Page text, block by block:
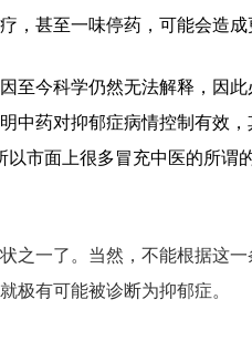
，甚至一味停药，可能会造成
至今科学仍然无法解释，因
中药对抑郁症病情控制有效，
以市面上很多冒充中医的所谓
之一了。当然，不能根据这
极有可能被诊断为抑郁症。